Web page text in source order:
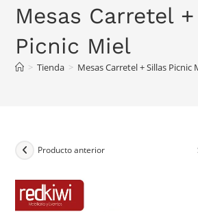
Mesas Carretel
Picnic Miel
> Tienda > Mesas Carretel + Sillas Picnic
Producto anterior